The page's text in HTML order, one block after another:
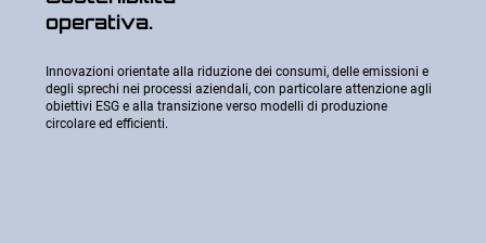
operativa.
Innovazioni orientate alla riduzione dei consumi, delle emissioni e
degli sprechi nei processi aziendali, con particolare attenzione agli
obiettivi ESG e alla transizione verso modelli di produzione
circolare ed efficienti.